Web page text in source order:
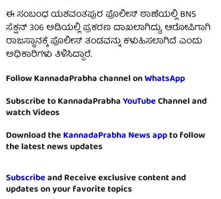
ಈ ಸಂಬಂಧ ಯಶವಂತಪುರ ಪೊಲೀಸ್ ಠಾಣೆಯಲ್ಲಿ BNS
ಸೆಕ್ಷನ್ 306 ಅಡಿಯಲ್ಲಿ ಪ್ರಕರಣ ದಾಖಲಾಗಿದ್ದು, ಆರೋಪಿಗಾಗಿ
ರಾಜಸ್ಥಾನಕ್ಕೆ ಪೊಲೀಸ್ ತಂಡವನ್ನು ಕಳುಹಿಸಲಾಗಿದೆ ಎಂದು
ಅಧಿಕಾರಿಗಳು ತಿಳಿಸಿದ್ದಾರೆ.
Follow KannadaPrabha channel onWhatsApp
Subscribe to KannadaPrabhaYouTubeChannel and
watch Videos
Download theKannadaPrabha News appto follow
the latest news updates
Subscribeand Receive exclusive content and
updates on your favorite topics